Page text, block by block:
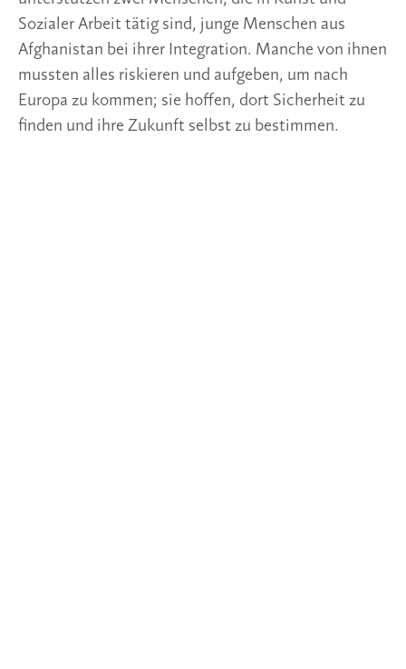
Sozialer Arbeit tätig sind, junge Menschen aus
Afghanistan bei ihrer Integration. Manche von ihnen
mussten alles riskieren und aufgeben, um nach
Europa zu kommen; sie hoffen, dort Sicherheit zu
finden und ihre Zukunft selbst zu bestimmen.